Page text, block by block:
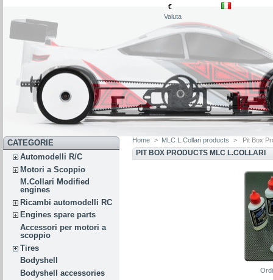
€
Valuta
CATEGORIE
Automodelli R/C
Motori a Scoppio
M.Collari Modified
engines
Ricambi automodelli RC
Engines spare parts
Accessori per motori a
scoppio
Tires
Bodyshell
Bodyshell accessories
Home > MLC L.Collari products > Pit Box
PIT BOX PRODUCTS MLC L.COLLARI